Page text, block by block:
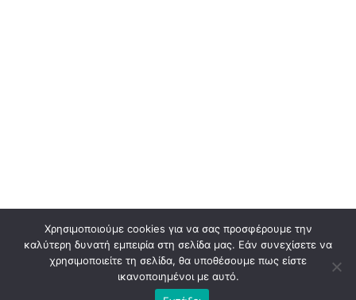
Χρησιμοποιούμε cookies για να σας προσφέρουμε την
καλύτερη δυνατή εμπειρία στη σελίδα μας. Εάν συνεχίσετε να
χρησιμοποιείτε τη σελίδα, θα υποθέσουμε πως είστε
ικανοποιημένοι με αυτό.